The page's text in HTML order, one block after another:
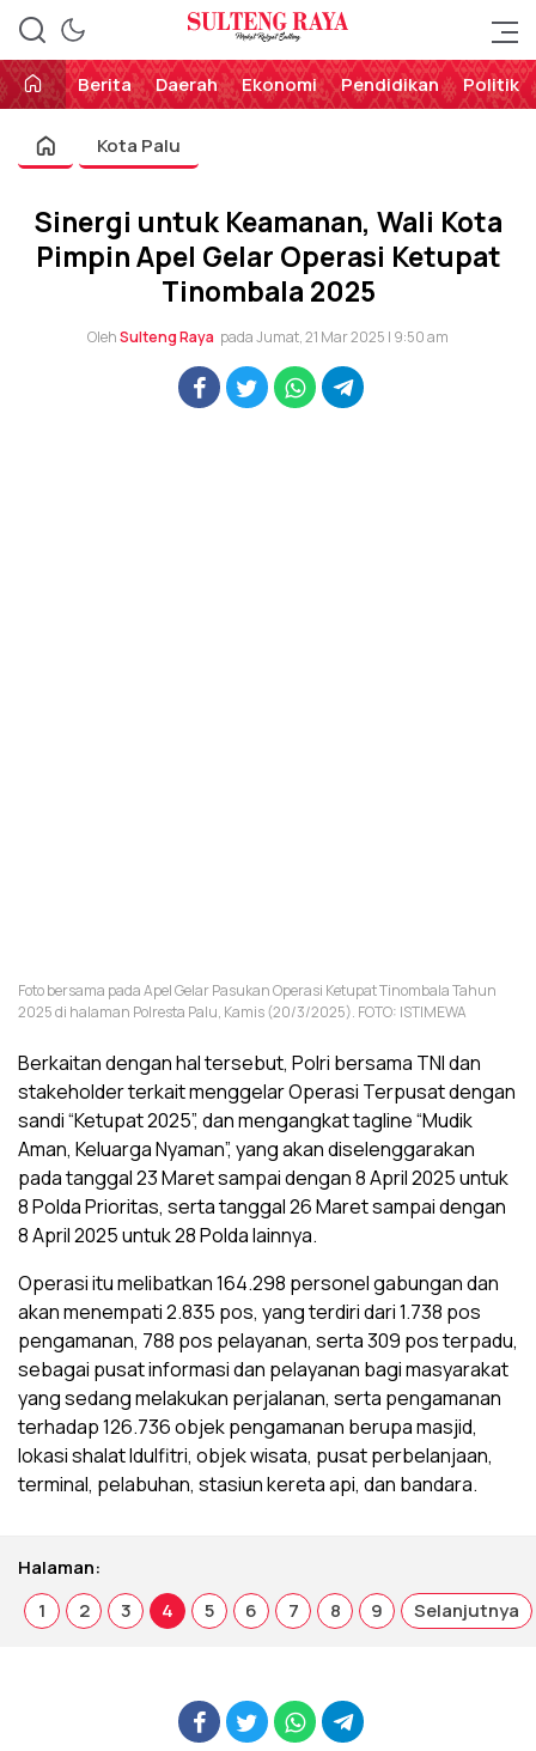
Sulteng Raya
Perekat Rakyat Sulteng
Berita
Daerah Ekonomi Pendidikan Politik
Kota Palu
Sinergi untuk Keamanan, Wali Kota
Pimpin Apel Gelar Operasi Ketupat
Tinombala 2025
OlehSulteng Raya pada Jumat, 21 Mar 2025 | 9:50 am
Foto bersama pada Apel Gelar Pasukan Operasi Ketupat Tinombala Tahun
2025 di halaman Polresta Palu, Kamis (20/3/2025). FOTO: ISTIMEWA
Berkaitan dengan hal tersebut, Polri bersama TNI dan
stakeholder terkait menggelar Operasi Terpusat dengan
sandi “Ketupat 2025”, dan mengangkat tagline “Mudik
Aman, Keluarga Nyaman”, yang akan diselenggarakan
pada tanggal 23 Maret sampai dengan 8 April 2025 untuk
8 Polda Prioritas, serta tanggal 26 Maret sampai dengan
8 April 2025 untuk 28 Polda lainnya.
Operasi itu melibatkan 164.298 personel gabungan dan
akan menempati 2.835 pos, yang terdiri dari 1.738 pos
pengamanan, 788 pos pelayanan, serta 309 pos terpadu,
sebagai pusat informasi dan pelayanan bagi masyarakat
yang sedang melakukan perjalanan, serta pengamanan
terhadap 126.736 objek pengamanan berupa masjid,
lokasi shalat Idulfitri, objek wisata, pusat perbelanjaan,
terminal, pelabuhan, stasiun kereta api, dan bandara.
Halaman:
1
2 3 4 5 6 7 8 9 Selanjutnya